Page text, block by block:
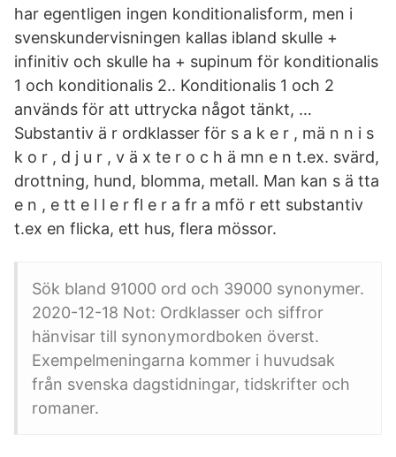
har egentligen ingen konditionalisform, men i
svenskundervisningen kallas ibland skulle +
infinitiv och skulle ha + supinum för konditionalis
1 och konditionalis 2.. Konditionalis 1 och 2
används för att uttrycka något tänkt, …
Substantiv ä r ordklasser för s a k e r , mä n n i s
k o r , d j u r , v ä x te r o c h ä mn e n t.ex. svärd,
drottning, hund, blomma, metall. Man kan s ä tta
e n , e tt e l l e r fl e r a fr a mfö r ett substantiv
t.ex en flicka, ett hus, flera mössor.
Sök bland 91000 ord och 39000 synonymer.
2020-12-18 Not: Ordklasser och siffror
hänvisar till synonymordboken överst.
Exempelmeningarna kommer i huvudsak
från svenska dagstidningar, tidskrifter och
romaner.